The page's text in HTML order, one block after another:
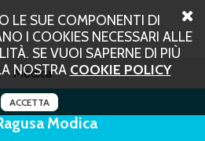
LE SUE COMPONENTI DI
I COOKIES NECESSARI ALLE
SE VUOI SAPERNE DI PIÙ
NOSTRA COOKIE POLICY
ACCETTA
Modica
Modica